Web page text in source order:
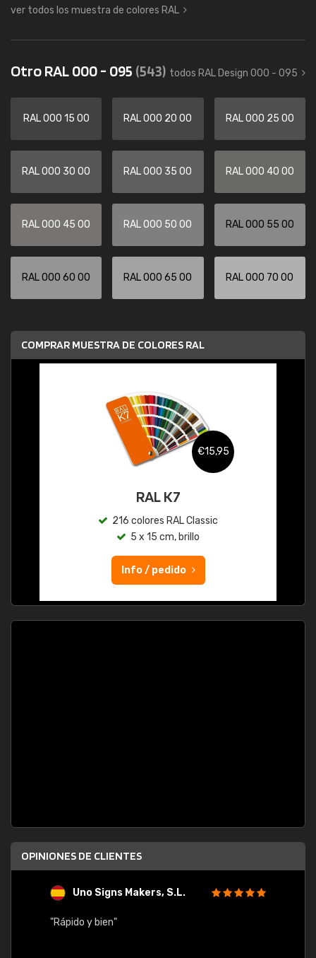
ver todos los muestra de colores RAL
Otro RAL 000 - 095 (543) todos RAL Design 000 - 095
RAL 000 15 00 RAL 000 20 00 RAL 000 25 00
RAL 000 30 00 RAL 000 35 00 RAL 000 40 00
RAL 000 45 00 RAL 000 50 00 RAL 000 55 00
RAL 000 60 00 RAL 000 65 00 RAL 000 70 00
COMPRAR MUESTRA DE COLORES RAL
€15,95
RAL K7
216 colores RAL Classic
5 x 15 cm, brillo
Info / pedido
OPINIONES DE CLIENTES
Uno Signs Makers, S.L.
"Rápido y bien"